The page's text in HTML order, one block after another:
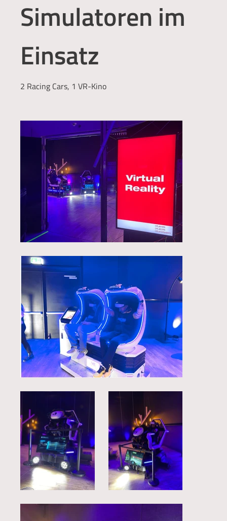
2 Racing Cars, 1 VR-Kino
Simulatoren im
Einsatz